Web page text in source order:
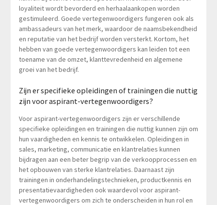
loyaliteit wordt bevorderd en herhaalaankopen worden
gestimuleerd. Goede vertegenwoordigers fungeren ook als
ambassadeurs van het merk, waardoor de naamsbekendheid
en reputatie van het bedrijf worden versterkt. Kortom, het
hebben van goede vertegenwoordigers kan leiden tot een
toename van de omzet, klanttevredenheid en algemene
groei van het bedrijf.
Zijn er specifieke opleidingen of trainingen die nuttig
zijn voor aspirant-vertegenwoordigers?
Voor aspirant-vertegenwoordigers zijn er verschillende
specifieke opleidingen en trainingen die nuttig kunnen zijn om
hun vaardigheden en kennis te ontwikkelen. Opleidingen in
sales, marketing, communicatie en klantrelaties kunnen
bijdragen aan een beter begrip van de verkoopprocessen en
het opbouwen van sterke klantrelaties. Daarnaast zijn
trainingen in onderhandelingstechnieken, productkennis en
presentatievaardigheden ook waardevol voor aspirant-
vertegenwoordigers om zich te onderscheiden in hun rol en